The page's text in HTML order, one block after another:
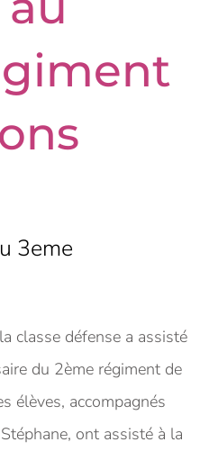
3eme
classe défense a assisté
du 2ème régiment de
élèves, accompagnés
ont assisté à la